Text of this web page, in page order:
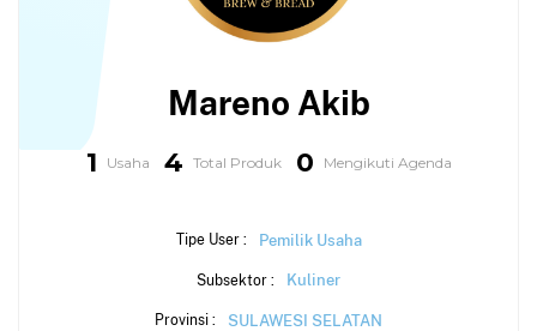
Mareno Akib
1 Usaha 4 Total Produk 0 Mengikuti Agenda
Tipe User : Pemilik Usaha
Subsektor : Kuliner
Provinsi : SULAWESI SELATAN